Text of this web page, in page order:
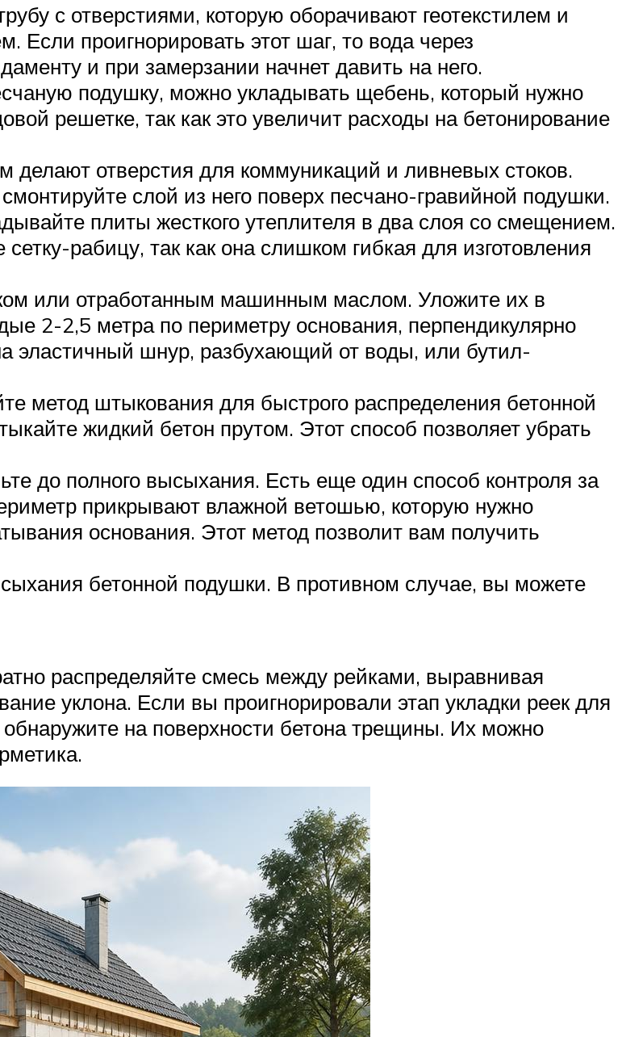
с отверстиями, которую оборачивают геотекстилем и
проигнорировать этот шаг, то вода через
и при замерзании начнет давить на него.
подушку, можно укладывать щебень, который нужно
решетке, так как это увеличит расходы на бетонирование
делают отверстия для коммуникаций и ливневых стоков.
слой из него поверх песчано-гравийной подушки.
плиты жесткого утеплителя в два слоя со смещением.
рабицу, так как она слишком гибкая для изготовления
или отработанным машинным маслом. Уложите их в
2-2,5 метра по периметру основания, перпендикулярно
эластичный шнур, разбухающий от воды, или бутил-
метод штыкования для быстрого распределения бетонной
жидкий бетон прутом. Этот способ позволяет убрать
до полного высыхания. Есть еще один способ контроля за
прикрывают влажной ветошью, которую нужно
основания. Этот метод позволит вам получить
бетонной подушки. В противном случае, вы можете
распределяйте смесь между рейками, выравнивая
уклона. Если вы проигнорировали этап укладки реек для
на поверхности бетона трещины. Их можно